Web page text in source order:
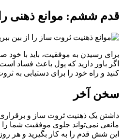
قدم ششم: موانع ذهنی را
برای رسیدن به موفقیت، باید با خود
اگر باور دارید که پول باعث فساد
کنید و راه خود را برای دستیابی به
سخن آخر
داشتن یک ذهنیت ثروت ساز و
مانعی نمی‌تواند جلوی موفقیت شما را
این شش قدم را به کار بگیرید و هر